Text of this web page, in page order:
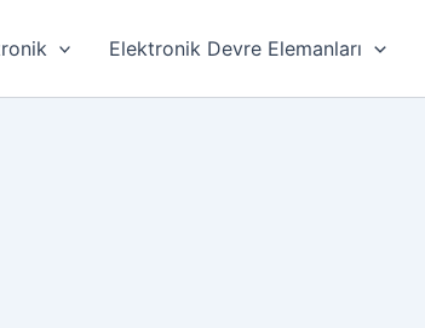
Elektronik Devre Elemanları